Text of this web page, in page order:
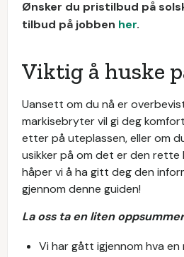
Ønsker du pristilbud på
tilbud på jobben her.
Viktig å huske
Uansett om du nå er
markisebryter vil gi deg
etter på uteplassen, eller om
usikker på om det er den rette
håper vi å ha gitt deg den
gjennom denne guiden!
La oss ta en liten
Vi har gått igjennom hva